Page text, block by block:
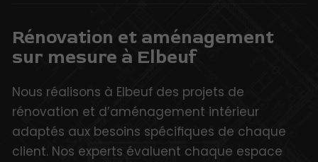
Rénovation et aménagement
sur mesure à Elbeuf
Nous réalisons à Elbeuf des projets de
rénovation et d’aménagement intérieur
adaptés aux besoins spécifiques de chaque
client. Nos experts évaluent chaque espace